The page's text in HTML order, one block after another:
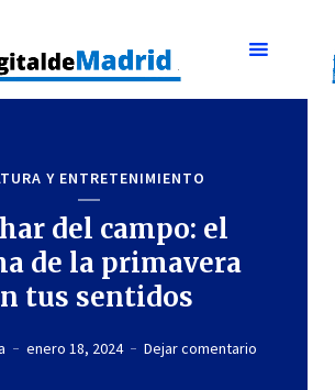
Y ENTRETENIMIENTO
del campo: el
de la primavera
tus sentidos
enero 18, 2024 Dejar comentario